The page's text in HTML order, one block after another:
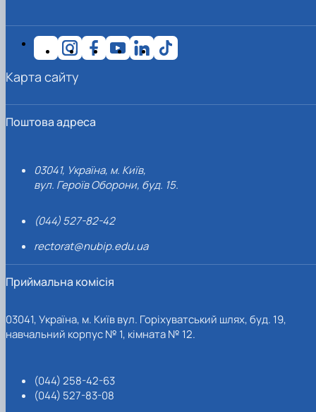
Поштова адреса
03041, Україна, м. Київ,
вул. Героїв Оборони, буд. 15.
(044) 527-82-42
rectorat@nubip.edu.ua
Приймальна комісія
03041, Україна, м. Київ вул. Горіхуватський шлях, буд. 19,
навчальний корпус № 1, кімната № 12.
(044) 258-42-63
(044) 527-83-08
Карта сайту